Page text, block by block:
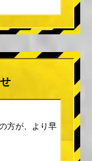
方が、より早